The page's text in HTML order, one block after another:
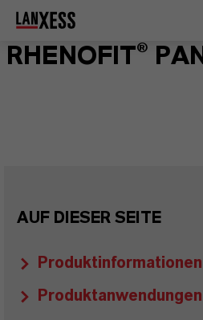
RHENOFIT® PAN
AUF DIESER SEITE
Produktinformationen
Produktanwendungen